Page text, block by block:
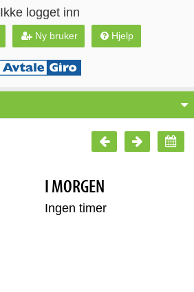
Ikke logget inn
Ny bruker Hjelp
I MORGEN
Ingen timer